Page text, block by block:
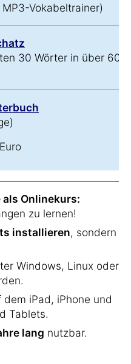
Vokabeltrainer)
30 Wörter in über 60
Onlinekurs:
zu lernen!
installieren, sondern
Windows, Linux oder
iPad, iPhone und
Tablets.
lang nutzbar.